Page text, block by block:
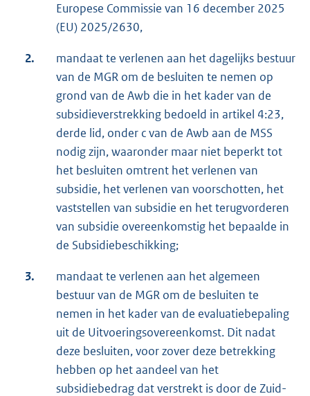
Europese Commissie van 16 december 2025
(EU) 2025/2630,
2.
mandaat te verlenen aan het dagelijks bestuur
van de MGR om de besluiten te nemen op
grond van de Awb die in het kader van de
subsidieverstrekking bedoeld in artikel 4:23,
derde lid, onder c van de Awb aan de MSS
nodig zijn, waaronder maar niet beperkt tot
het besluiten omtrent het verlenen van
subsidie, het verlenen van voorschotten, het
vaststellen van subsidie en het terugvorderen
van subsidie overeenkomstig het bepaalde in
de Subsidiebeschikking;
3.
mandaat te verlenen aan het algemeen
bestuur van de MGR om de besluiten te
nemen in het kader van de evaluatiebepaling
uit de Uitvoeringsovereenkomst. Dit nadat
deze besluiten, voor zover deze betrekking
hebben op het aandeel van het
subsidiebedrag dat verstrekt is door de Zuid-